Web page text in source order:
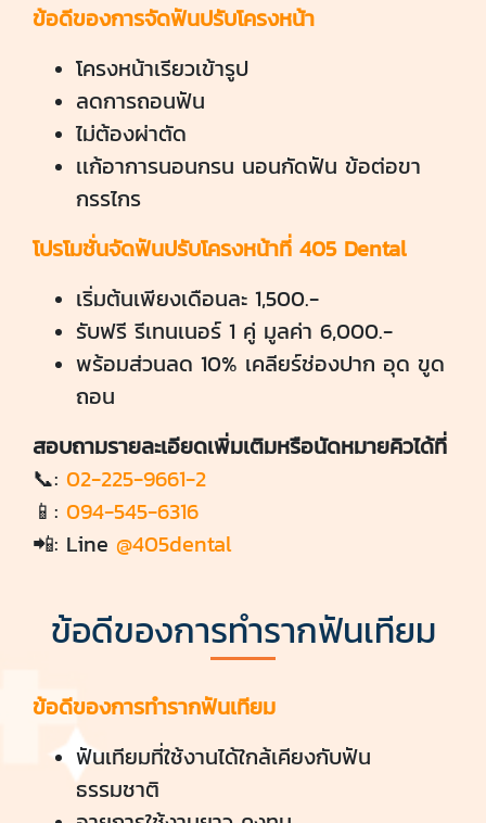
ข้อดีของการจัดฟันปรับโครงหน้า
โครงหน้าเรียวเข้ารูป
ลดการถอนฟัน
ไม่ต้องผ่าตัด
เเก้อาการนอนกรน นอนกัดฟัน ข้อต่อขา
กรรไกร
โปรโมชั่นจัดฟันปรับโครงหน้าที่ 405 Dental
เริ่มต้นเพียงเดือนละ 1,500.-
รับฟรี รีเทนเนอร์ 1 คู่ มูลค่า 6,000.-
พร้อมส่วนลด 10% เคลียร์ช่องปาก อุด ขูด
ถอน
สอบถามรายละเอียดเพิ่มเติมหรือนัดหมายคิวได้ที่
📞: 02-225-9661-2
📱: 094-545-6316
📲: Line @405dental
ข้อดีของการทำรากฟันเทียม
ข้อดีของการทำรากฟันเทียม
ฟันเทียมที่ใช้งานได้ใกล้เคียงกับฟัน
ธรรมชาติ